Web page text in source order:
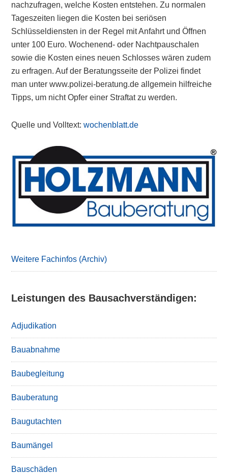
nachzufragen, welche Kosten entstehen. Zu normalen
Tageszeiten liegen die Kosten bei seriösen
Schlüsseldiensten in der Regel mit Anfahrt und Öffnen
unter 100 Euro. Wochenend- oder Nachtpauschalen
sowie die Kosten eines neuen Schlosses wären zudem
zu erfragen. Auf der Beratungsseite der Polizei findet
man unter www.polizei-beratung.de allgemein hilfreiche
Tipps, um nicht Opfer einer Straftat zu werden.
Quelle und Volltext:wochenblatt.de
Primary
Sidebar
Weitere Fachinfos (Archiv)
Leistungen des Bausachverständigen:
Adjudikation
Bauabnahme
Baubegleitung
Bauberatung
Baugutachten
Baumängel
Bauschäden